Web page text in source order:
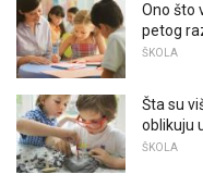
Ono što
petog
ŠKOLA
Šta su
oblikuju
ŠKOLA